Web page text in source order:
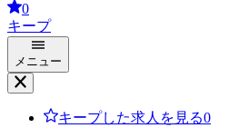
0
キープ
メニュー
キープした求人を見る0